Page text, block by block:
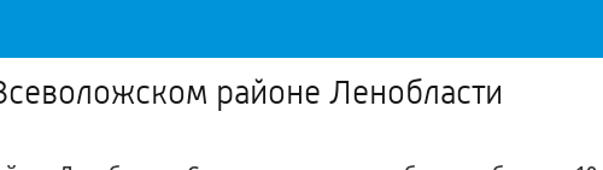
районе Ленобласти